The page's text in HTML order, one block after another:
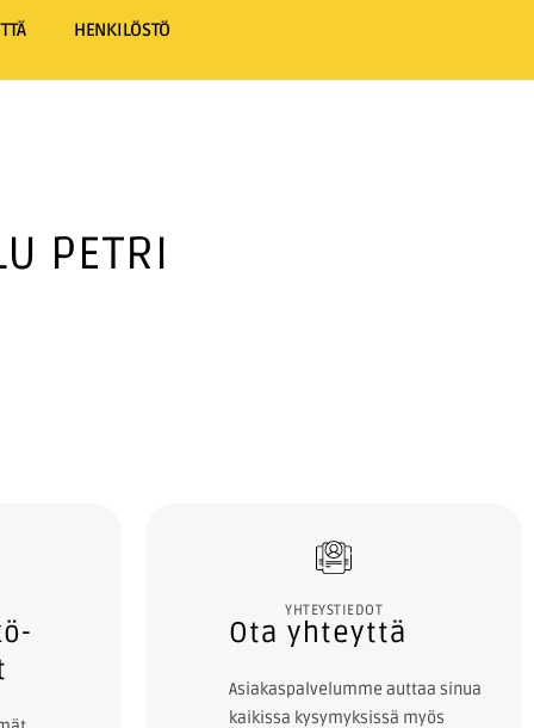
HENKILÖSTÖ
aina alamme viimeisimpiä
Palvelemme
PETRI
YHTEYSTIEDOT
Ota yhteyttä
Asiakaspalvelumme auttaa sinua
kaikissa kysymyksissä myös